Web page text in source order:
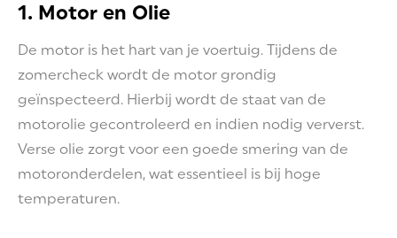
1. Motor en Olie
De motor is het hart van je voertuig. Tijdens de
zomercheck wordt de motor grondig
geïnspecteerd. Hierbij wordt de staat van de
motorolie gecontroleerd en indien nodig ververst.
Verse olie zorgt voor een goede smering van de
motoronderdelen, wat essentieel is bij hoge
temperaturen.